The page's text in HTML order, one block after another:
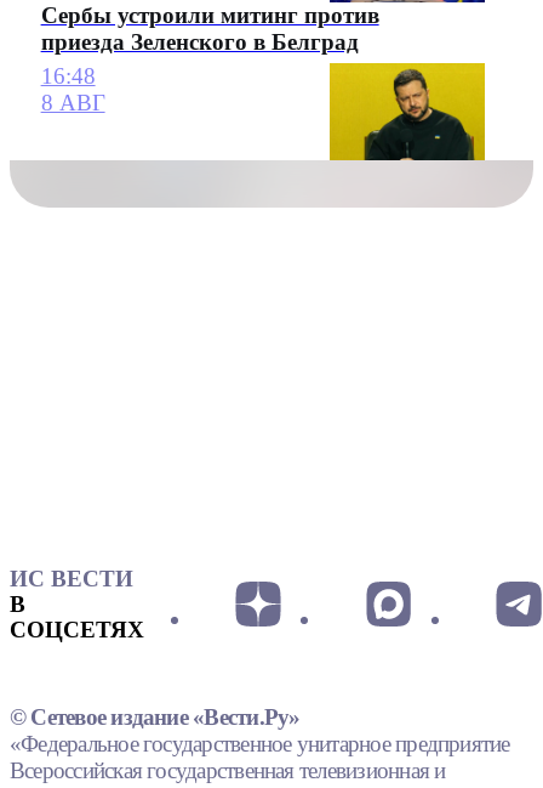
Сербы устроили митинг против
приезда Зеленского в Белград
16:48
8 АВГ
ИС ВЕСТИ
В
СОЦСЕТЯХ
© Сетевое издание «Вести.Ру»
«Федеральное государственное унитарное предприятие
Всероссийская государственная телевизионная и